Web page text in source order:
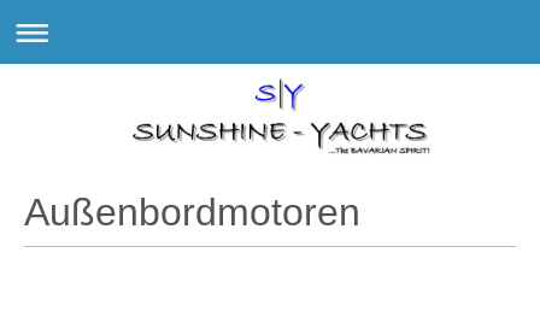
Außenbordmotoren